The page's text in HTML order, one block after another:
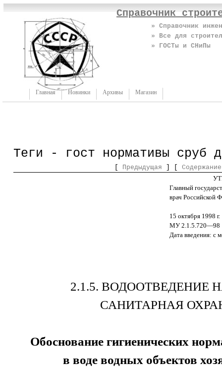
Справочник
» Справочник
» Все для
» ГОСТы и СНиПы
Главная Новинки Архивы Магазин
Теги - гост нормативы сруб
Предыдущая Содержание
Главный
врач Российской
15 октября 1998 г.
МУ 2.1.5.720—98
Дата введения: с
2.1.5. ВОДООТВЕДЕНИЕ
САНИТАРНАЯ
Обоснование гигиенических
в воде водных объектов